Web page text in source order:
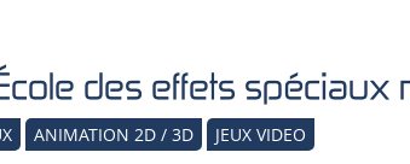
des effets spéciaux
ANIMATION 2D / 3D JEUX VIDEO